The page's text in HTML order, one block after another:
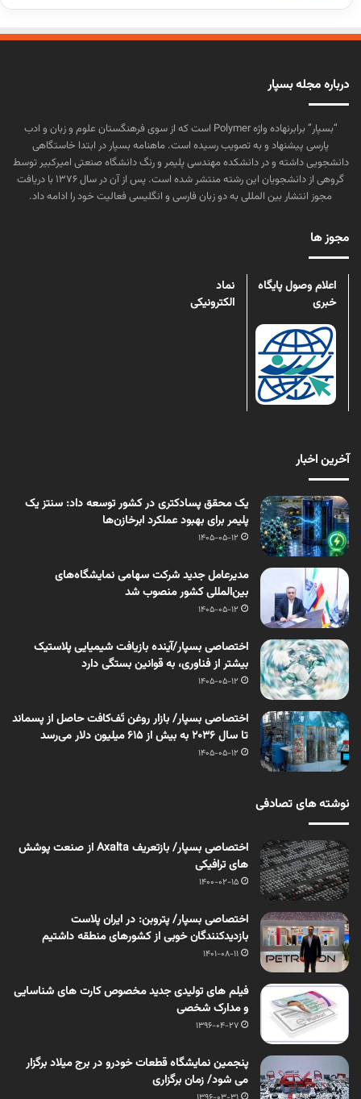
درباره مجله بسپار
“بسپار” برابرنهاده واژه Polymer است که از سوی فرهنگستان علوم و زبان و ادب
پارسی پیشنهاد و به تصویب رسیده است. ماهنامه بسپار در ابتدا خاستگاهی
دانشجویی داشته و در دانشکده مهندسی پلیمر و رنگ دانشگاه صنعتی امیرکبیر توسط
گروهی از دانشجویان این رشته منتشر شده است. پس از آن در سال ۱۳۷۶ با دریافت
مجوز انتشار بین المللی به دو زبان فارسی و انگلیسی فعالیت خود را ادامه داد.
مجوز ها
اعلام وصول پایگاه
خبری
نماد
الکترونیکی
آخرین اخبار
یک محقق پسادکتری در کشور توسعه داد: سنتز یک
پلیمر برای بهبود عملکرد ابرخازن‌ها
1405-05-12
مدیرعامل جدید شرکت سهامی نمایشگاه‌های
بین‌المللی کشور منصوب شد
1405-05-12
اختصاصی بسپار/آینده بازیافت شیمیایی پلاستیک
بیشتر از فناوری، به قوانین بستگی دارد
1405-05-12
اختصاصی بسپار/ بازار روغن تَف‌کافت حاصل از پسماند
تا سال ۲۰۳۶ به بیش از ۶۱۵ میلیون دلار می‌رسد
1405-05-12
نوشته های تصادفی
اختصاصی بسپار/ بازتعریف Axalta از صنعت پوشش
های ترافیکی
1400-02-15
اختصاصی بسپار/ پتروبن: در ایران پلاست
بازدیدکنندگان خوبی از کشورهای منطقه داشتیم
1401-08-11
فیلم های تولیدی جدید مخصوص کارت های شناسایی
و مدارک شخصی
1396-04-27
پنجمین نمایشگاه قطعات خودرو در برج میلاد برگزار
می شود/ زمان برگزاری